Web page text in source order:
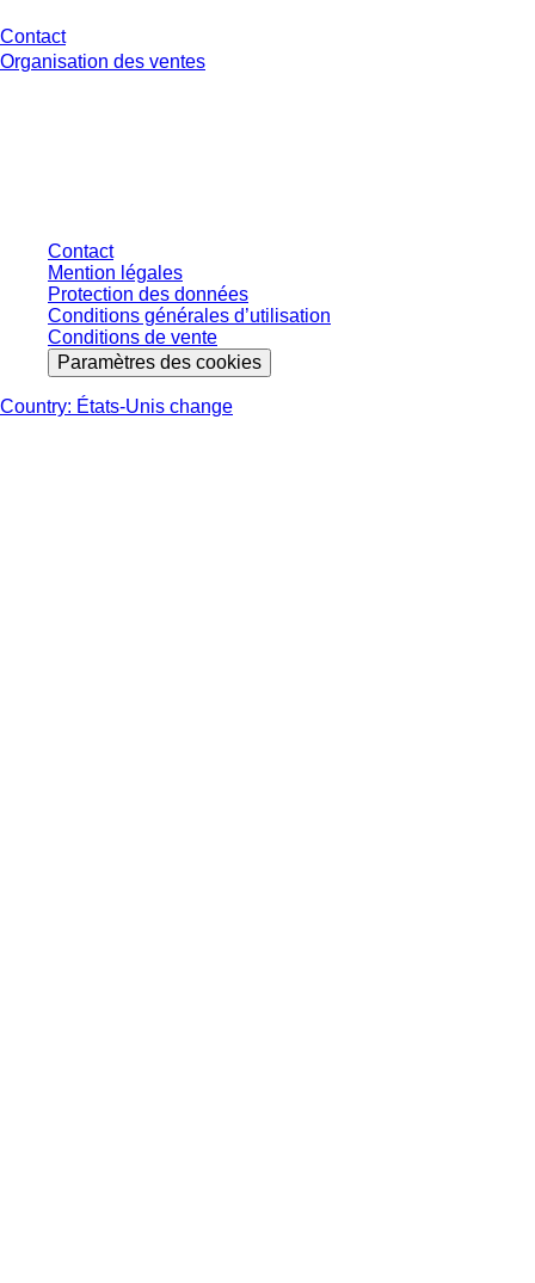
Contact
Organisation des ventes
Contact
Mention légales
Protection des données
Conditions générales d’utilisation
Conditions de vente
Paramètres des cookies
Country: États-Unis change